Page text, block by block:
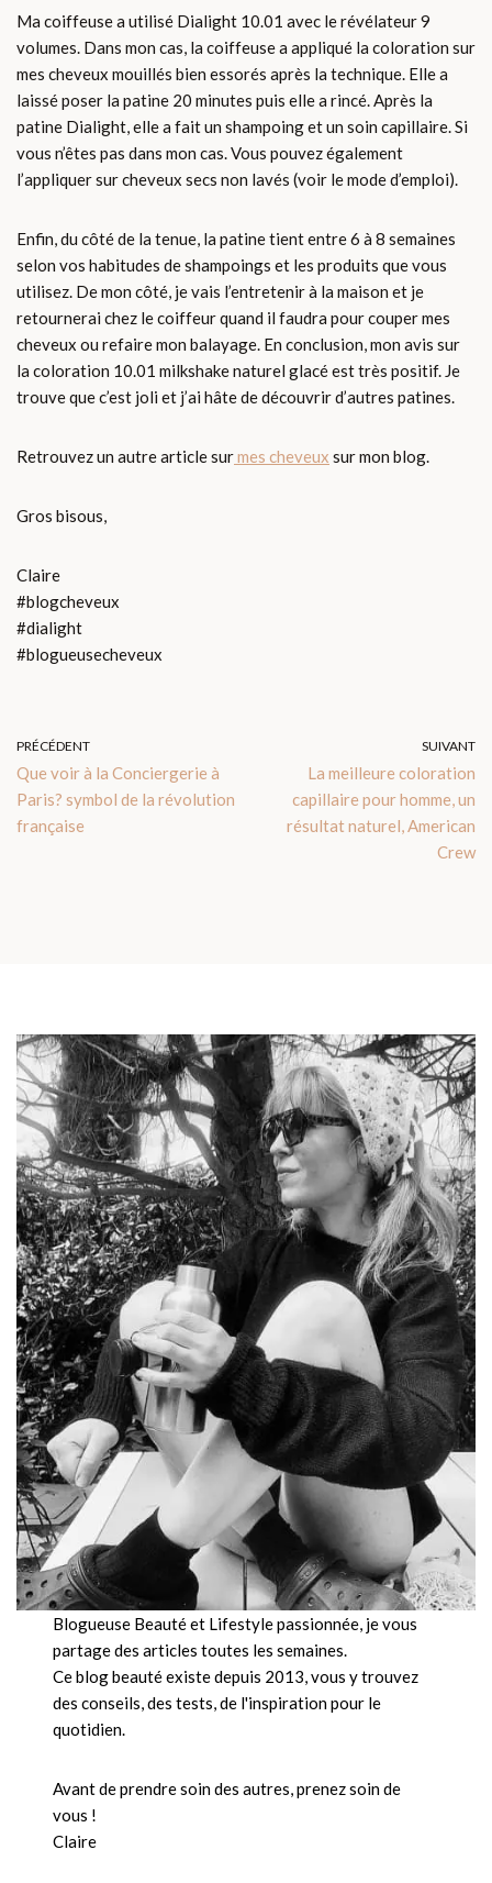
Ma coiffeuse a utilisé Dialight 10.01 avec le révélateur 9
volumes. Dans mon cas, la coiffeuse a appliqué la coloration sur
mes cheveux mouillés bien essorés après la technique. Elle a
laissé poser la patine 20 minutes puis elle a rincé. Après la
patine Dialight, elle a fait un shampoing et un soin capillaire. Si
vous n’êtes pas dans mon cas. Vous pouvez également
l’appliquer sur cheveux secs non lavés (voir le mode d’emploi).
Enfin, du côté de la tenue, la patine tient entre 6 à 8 semaines
selon vos habitudes de shampoings et les produits que vous
utilisez. De mon côté, je vais l’entretenir à la maison et je
retournerai chez le coiffeur quand il faudra pour couper mes
cheveux ou refaire mon balayage. En conclusion, mon avis sur
la coloration 10.01 milkshake naturel glacé est très positif. Je
trouve que c’est joli et j’ai hâte de découvrir d’autres patines.
Retrouvez un autre article surmes cheveux sur mon blog.
Gros bisous,
Claire
#blogcheveux
#dialight
#blogueusecheveux
PRÉCÉDENT
Que voir à la Conciergerie à
Paris? symbol de la révolution
française
SUIVANT
La meilleure coloration
capillaire pour homme, un
résultat naturel, American
Crew
Blogueuse Beauté et Lifestyle passionnée, je vous
partage des articles toutes les semaines.
Ce blog beauté existe depuis 2013, vous y trouvez
des conseils, des tests, de l'inspiration pour le
quotidien.
Avant de prendre soin des autres, prenez soin de
vous !
Claire